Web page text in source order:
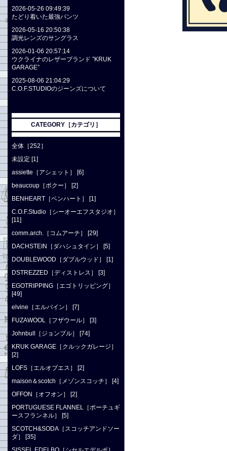
2026-05-26 09:49:39
たどり着いた最強パンツ
2026-05-16 20:50:38
調光レンズのサングラス
2026-01-06 20:57:14
ウクライナのレザーブランド ”KRUK
GARAGE”
2025-08-06 21:04:29
C.O.F.STUDIOのジーンズについて
CATEGORY［カテゴリ］
全体［252］
未設定 [1]
assiette［アシェット］ [6]
beaucoup［ボクー］ [2]
BENHEART［ベンハート］ [1]
C.O.F.Studio［シーオーエフスタジオ］
[11]
comm.arch.［コムアーチ］ [29]
DACHSTEIN［ダハシュタイン］ [5]
DOUBLEWOOD［ダブルウッド］ [1]
DSTREZZED［ディストレス］ [3]
EGOTRIPPING［エゴトリッピング］
[49]
elvine［エルバイン］ [7]
FUZAWOOL［フザウール］ [3]
Johnbull［ジョンブル］ [74]
KRUK GARAGE［クルックガレージ］
[2]
LOFS［エルオブエス］ [2]
maison＆scotch［メゾンスコッチ］ [4]
OFFON［オフオン］ [2]
PORTUGUESE FLANNEL［ポーチュギ
ースフランネル］ [5]
SCOTCH&SODA［スコッチアンドソー
ダ］ [35]